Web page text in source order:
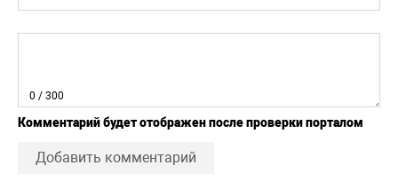
0 / 300
Комментарий будет отображен после проверки порталом
Добавить комментарий